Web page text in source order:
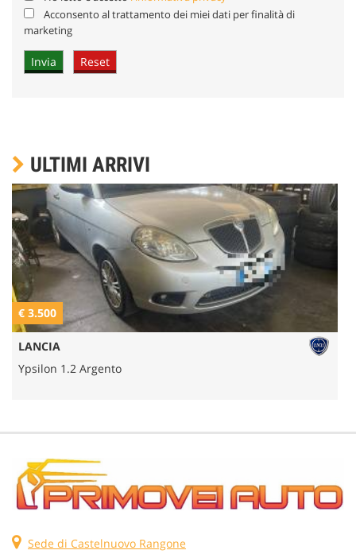
Acconsento al trattamento dei miei dati per finalità di
marketing
ULTIMI ARRIVI
€ 3.500
LANCIA
Ypsilon 1.2 Argento
Sede di Castelnuovo Rangone